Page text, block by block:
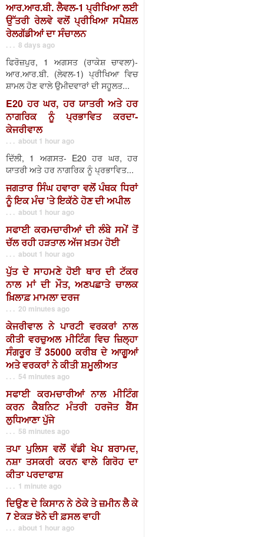
ਆਰ.ਆਰ.ਬੀ. ਲੈਵਲ-1 ਪ੍ਰੀਖਿਆ ਲਈ
ਉੱਤਰੀ ਰੇਲਵੇ ਵਲੋਂ ਪ੍ਰੀਖਿਆ ਸਪੈਸ਼ਲ
ਰੇਲਗੱਡੀਆਂ ਦਾ ਸੰਚਾਲਨ
. . . 8 days ago
ਫਿਰੋਜ਼ਪੁਰ, 1 ਅਗਸਤ (ਰਾਕੇਸ਼ ਚਾਵਲਾ)-
ਆਰ.ਆਰ.ਬੀ. (ਲੇਵਲ-1) ਪ੍ਰੀਖਿਆ ਵਿਚ
ਸ਼ਾਮਲ ਹੋਣ ਵਾਲੇ ਉਮੀਦਵਾਰਾਂ ਦੀ ਸਹੂਲਤ...
E20 ਹਰ ਘਰ, ਹਰ ਯਾਤਰੀ ਅਤੇ ਹਰ
ਨਾਗਰਿਕ ਨੂੰ ਪ੍ਰਭਾਵਿਤ ਕਰਦਾ-
ਕੇਜਰੀਵਾਲ
. . . about 1 hour ago
ਦਿੱਲੀ, 1 ਅਗਸਤ- E20 ਹਰ ਘਰ, ਹਰ
ਯਾਤਰੀ ਅਤੇ ਹਰ ਨਾਗਰਿਕ ਨੂੰ ਪ੍ਰਭਾਵਿਤ...
ਜਗਤਾਰ ਸਿੰਘ ਹਵਾਰਾ ਵਲੋਂ ਪੰਥਕ ਧਿਰਾਂ
ਨੂੰ ਇਕ ਮੰਚ 'ਤੇ ਇਕੱਠੇ ਹੋਣ ਦੀ ਅਪੀਲ
. . . about 1 hour ago
ਸਫਾਈ ਕਰਮਚਾਰੀਆਂ ਦੀ ਲੰਬੇ ਸਮੇਂ ਤੋਂ
ਚੱਲ ਰਹੀ ਹੜਤਾਲ ਅੱਜ ਖ਼ਤਮ ਹੋਈ
. . . about 1 hour ago
ਪੁੱਤ ਦੇ ਸਾਹਮਣੇ ਹੋਈ ਥਾਰ ਦੀ ਟੱਕਰ
ਨਾਲ ਮਾਂ ਦੀ ਮੌਤ, ਅਣਪਛਾਤੇ ਚਾਲਕ
ਖ਼ਿਲਾਫ਼ ਮਾਮਲਾ ਦਰਜ
. . . 20 minutes ago
ਕੇਜਰੀਵਾਲ ਨੇ ਪਾਰਟੀ ਵਰਕਰਾਂ ਨਾਲ
ਕੀਤੀ ਵਰਚੁਅਲ ਮੀਟਿੰਗ ਵਿਚ ਜ਼ਿਲ੍ਹਾ
ਸੰਗਰੂਰ ਤੋਂ 35000 ਕਰੀਬ ਦੇ ਆਗੂਆਂ
ਅਤੇ ਵਰਕਰਾਂ ਨੇ ਕੀਤੀ ਸ਼ਮੂਲੀਅਤ
. . . 54 minutes ago
ਸਫਾਈ ਕਰਮਚਾਰੀਆਂ ਨਾਲ ਮੀਟਿੰਗ
ਕਰਨ ਕੈਬਨਿਟ ਮੰਤਰੀ ਹਰਜੋਤ ਬੈਂਸ
ਲੁਧਿਆਣਾ ਪੁੱਜੇ
. . . 58 minutes ago
ਤਪਾ ਪੁਲਿਸ ਵਲੋਂ ਵੱਡੀ ਖੇਪ ਬਰਾਮਦ,
ਨਸ਼ਾ ਤਸਕਰੀ ਕਰਨ ਵਾਲੇ ਗਿਰੋਹ ਦਾ
ਕੀਤਾ ਪਰਦਾਫਾਸ਼
. . . 1 minute ago
ਦਿਉਣ ਦੇ ਕਿਸਾਨ ਨੇ ਠੇਕੇ ਤੇ ਜ਼ਮੀਨ ਲੈ ਕੇ
7 ਏਕੜ ਝੋਨੇ ਦੀ ਫ਼ਸਲ ਵਾਹੀ
. . . about 1 hour ago